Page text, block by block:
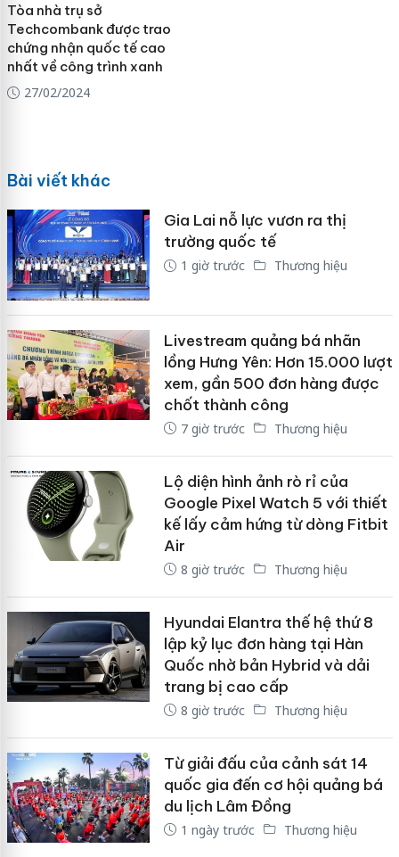
Tòa nhà trụ sở
Techcombank được trao
chứng nhận quốc tế cao
nhất về công trình xanh
27/02/2024
Bài viết khác
Gia Lai nỗ lực vươn ra thị
trường quốc tế
1 giờ trước Thương hiệu
Livestream quảng bá nhãn
lồng Hưng Yên: Hơn 15.000 lượt
xem, gần 500 đơn hàng được
chốt thành công
7 giờ trước Thương hiệu
Lộ diện hình ảnh rò rỉ của
Google Pixel Watch 5 với thiết
kế lấy cảm hứng từ dòng Fitbit
Air
8 giờ trước Thương hiệu
Hyundai Elantra thế hệ thứ 8
lập kỷ lục đơn hàng tại Hàn
Quốc nhờ bản Hybrid và dải
trang bị cao cấp
8 giờ trước Thương hiệu
Từ giải đấu của cảnh sát 14
quốc gia đến cơ hội quảng bá
du lịch Lâm Đồng
1 ngày trước Thương hiệu